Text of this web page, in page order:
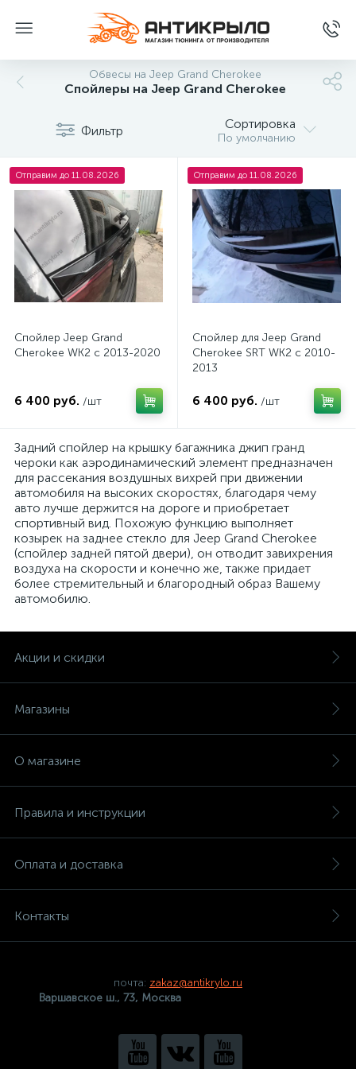
Обвесы на Jeep Grand Cherokee
Спойлеры на Jeep Grand Cherokee
Фильтр Сортировка
По умолчанию
Отправим до 11.08.2026
Спойлер Jeep Grand
Cherokee WK2 c 2013-2020
6 400 руб. /шт
Отправим до 11.08.2026
Спойлер для Jeep Grand
Cherokee SRT WK2 c 2010-
2013
6 400 руб. /шт
Задний спойлер на крышку багажника джип гранд
чероки как аэродинамический элемент предназначен
для рассекания воздушных вихрей при движении
автомобиля на высоких скоростях, благодаря чему
авто лучше держится на дороге и приобретает
спортивный вид. Похожую функцию выполняет
козырек на заднее стекло для Jeep Grand Cherokee
(спойлер задней пятой двери), он отводит завихрения
воздуха на скорости и конечно же, также придает
более стремительный и благородный образ Вашему
автомобилю.
Акции и скидки
Магазины
О магазине
Правила и инструкции
Оплата и доставка
Контакты
почта: zakaz@antikrylo.ru
Варшавское ш., 73, Москва